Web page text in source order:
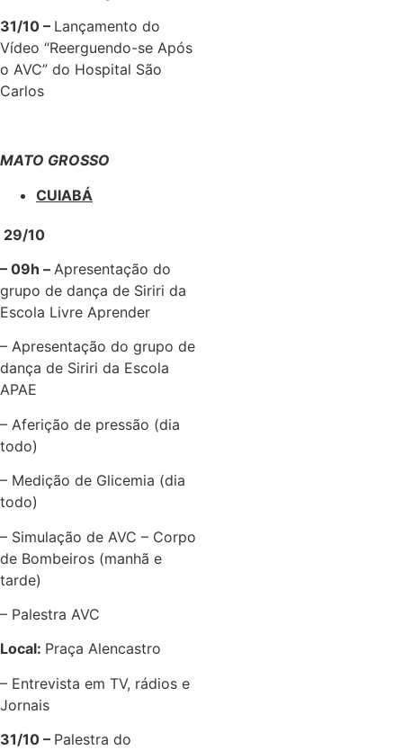
31/10 – Lançamento do
Vídeo “Reerguendo-se Após
o AVC” do Hospital São
Carlos
MATO GROSSO
CUIABÁ
29/10
– 09h – Apresentação do
grupo de dança de Siriri da
Escola Livre Aprender
– Apresentação do grupo de
dança de Siriri da Escola
APAE
– Aferição de pressão (dia
todo)
– Medição de Glicemia (dia
todo)
– Simulação de AVC – Corpo
de Bombeiros (manhã e
tarde)
– Palestra AVC
Local: Praça Alencastro
– Entrevista em TV, rádios e
Jornais
31/10 – Palestra do